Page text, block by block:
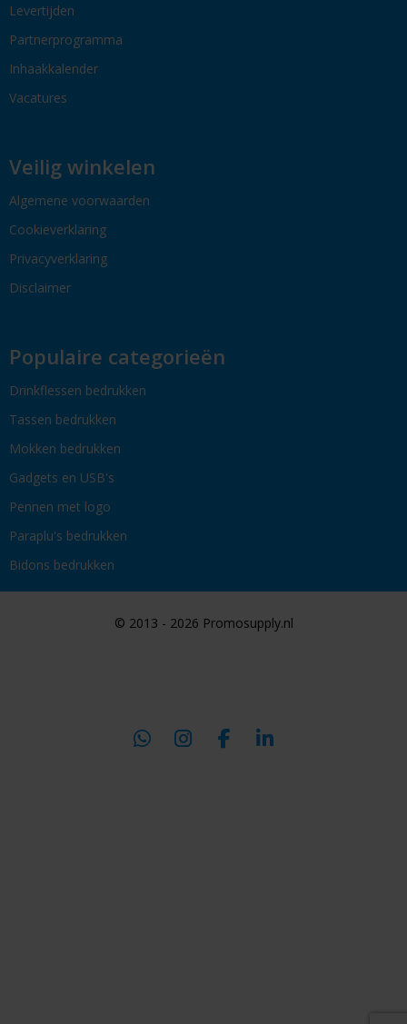
Levertijden
Partnerprogramma
Inhaakkalender
Vacatures
Veilig winkelen
Algemene voorwaarden
Cookieverklaring
Privacyverklaring
Disclaimer
Populaire categorieën
Drinkflessen bedrukken
Tassen bedrukken
Mokken bedrukken
Gadgets en USB's
Pennen met logo
Paraplu's bedrukken
Bidons bedrukken
© 2013 - 2026 Promosupply.nl